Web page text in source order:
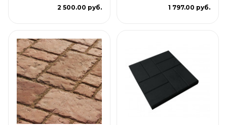
2 500.00 руб. 1 797.00 руб.